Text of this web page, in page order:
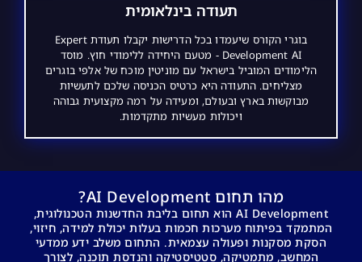
תעודה בינלאומית
בוגרי הקורס שיעמדו בכל הדרישות יקבלו תעודת Expert
Development AI - מטעם היחידה ללימודי חוץ. מוסד
הלימודים המוביל בישראל עם מוניטין מוכח של אלפי בוגרים
מצליחים. התעודה היא כרטיס הכניסה שלכם לתעשיות
מבוקשות בארץ ובעולם, ומעידה על רמה מקצועית גבוהה
ויכולות מעשיות מתקדמות.
מהו תחום AI Development?
AI Development הוא תחום בליבת החדשנות הטכנולוגית,
המתמקד בפיתוח מערכות חכמות בעלות יכולת למידה, חיזוי,
הסקת מסקנות ופעולה עצמאית. התחום משלב ידע ממדעי
המחשב, מתמטיקה, סטטיסטיקה והנדסת תוכנה, לצורך